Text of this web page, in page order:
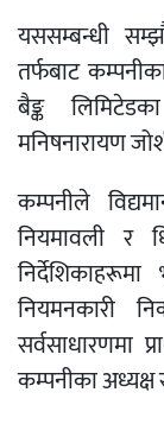
यससम्बन्धी
तर्फबाट
बैङ्क
मनिषनारायण
कम्पनीले
नियमावली र
नियमनकारी
सर्वसाधारणमा
कम्पनीका अध्यक्ष